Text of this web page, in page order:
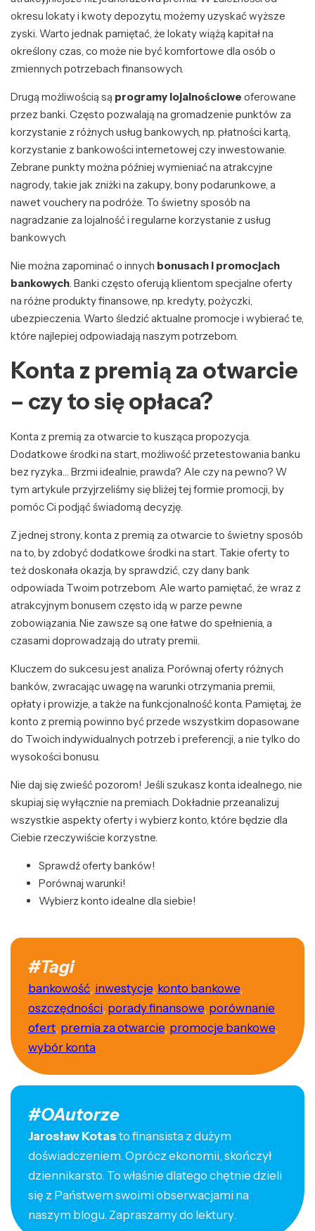
okresu lokaty i kwoty depozytu, możemy uzyskać wyższe
zyski. Warto jednak pamiętać, że lokaty wiążą kapitał na
określony czas, co może nie być komfortowe dla osób o
zmiennych potrzebach finansowych.
Drugą możliwością są programy lojalnościowe oferowane
przez banki. Często pozwalają na gromadzenie punktów za
korzystanie z różnych usług bankowych, np. płatności kartą,
korzystanie z bankowości internetowej czy inwestowanie.
Zebrane punkty można później wymieniać na atrakcyjne
nagrody, takie jak zniżki na zakupy, bony podarunkowe, a
nawet vouchery na podróże. To świetny sposób na
nagradzanie za lojalność i regularne korzystanie z usług
bankowych.
Nie można zapominać o innych bonusach i promocjach
bankowych. Banki często oferują klientom specjalne oferty
na różne produkty finansowe, np. kredyty, pożyczki,
ubezpieczenia. Warto śledzić aktualne promocje i wybierać te,
które najlepiej odpowiadają naszym potrzebom.
Konta z premią za otwarcie
– czy to się opłaca?
Konta z premią za otwarcie to kusząca propozycja.
Dodatkowe środki na start, możliwość przetestowania banku
bez ryzyka… Brzmi idealnie, prawda? Ale czy na pewno? W
tym artykule przyjrzeliśmy się bliżej tej formie promocji, by
pomóc Ci podjąć świadomą decyzję.
Z jednej strony, konta z premią za otwarcie to świetny sposób
na to, by zdobyć dodatkowe środki na start. Takie oferty to
też doskonała okazja, by sprawdzić, czy dany bank
odpowiada Twoim potrzebom. Ale warto pamiętać, że wraz z
atrakcyjnym bonusem często idą w parze pewne
zobowiązania. Nie zawsze są one łatwe do spełnienia, a
czasami doprowadzają do utraty premii.
Kluczem do sukcesu jest analiza. Porównaj oferty różnych
banków, zwracając uwagę na warunki otrzymania premii,
opłaty i prowizje, a także na funkcjonalność konta. Pamiętaj, że
konto z premią powinno być przede wszystkim dopasowane
do Twoich indywidualnych potrzeb i preferencji, a nie tylko do
wysokości bonusu.
Nie daj się zwieść pozorom! Jeśli szukasz konta idealnego, nie
skupiaj się wyłącznie na premiach. Dokładnie przeanalizuj
wszystkie aspekty oferty i wybierz konto, które będzie dla
Ciebie rzeczywiście korzystne.
Sprawdź oferty banków!
Porównaj warunki!
Wybierz konto idealne dla siebie!
#Tagi
bankowość, inwestycje, konto bankowe,
oszczędności, porady finansowe, porównanie
ofert, premia za otwarcie, promocje bankowe,
wybór konta
#OAutorze
Jarosław Kotas to finansista z dużym
doświadczeniem. Oprócz ekonomii, skończył
dziennikarsto. To właśnie dlatego chętnie dzieli
się z Państwem swoimi obserwacjami na
naszym blogu. Zapraszamy do lektury.